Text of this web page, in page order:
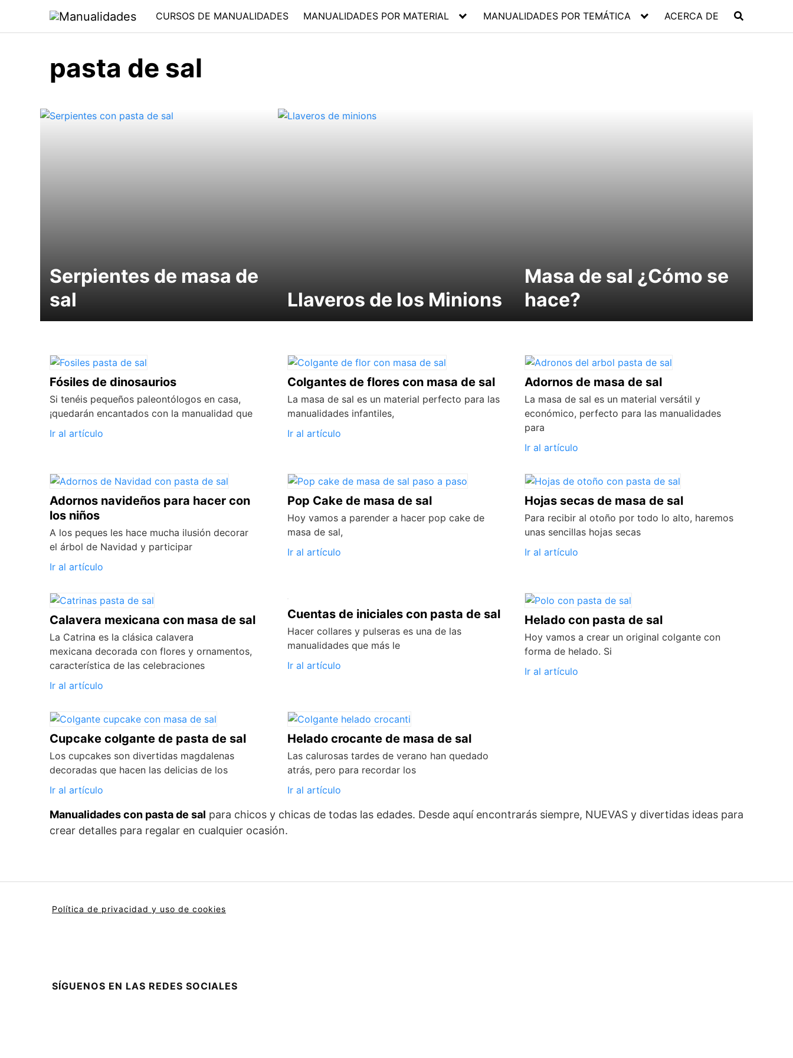
contenido
CURSOS DE MANUALIDADES MANUALIDADES POR MATERIAL MANUALIDADES POR TEMÁTICA ACERCA DE
pasta de sal
Serpientes de masa de
sal
Llaveros de los Minions
Masa de sal ¿Cómo se
hace?
Fósiles de dinosaurios
Si tenéis pequeños paleontólogos en casa,
¡quedarán encantados con la manualidad que
Ir al artículo
Colgantes de flores con masa de sal
La masa de sal es un material perfecto para las
manualidades infantiles,
Ir al artículo
Adornos de masa de sal
La masa de sal es un material versátil y
económico, perfecto para las manualidades
para
Ir al artículo
Adornos navideños para hacer con
los niños
A los peques les hace mucha ilusión decorar
el árbol de Navidad y participar
Ir al artículo
Pop Cake de masa de sal
Hoy vamos a parender a hacer pop cake de
masa de sal,
Ir al artículo
Hojas secas de masa de sal
Para recibir al otoño por todo lo alto, haremos
unas sencillas hojas secas
Ir al artículo
Calavera mexicana con masa de sal
La Catrina es la clásica calavera
mexicana decorada con flores y ornamentos,
característica de las celebraciones
Ir al artículo
Cuentas de iniciales con pasta de sal
Hacer collares y pulseras es una de las
manualidades que más le
Ir al artículo
Helado con pasta de sal
Hoy vamos a crear un original colgante con
forma de helado. Si
Ir al artículo
Cupcake colgante de pasta de sal
Los cupcakes son divertidas magdalenas
decoradas que hacen las delicias de los
Ir al artículo
Helado crocante de masa de sal
Las calurosas tardes de verano han quedado
atrás, pero para recordar los
Ir al artículo
Manualidades con pasta de sal para chicos y chicas de todas las edades. Desde aquí encontrarás siempre, NUEVAS y divertidas ideas para
crear detalles para regalar en cualquier ocasión.
Política de privacidad y uso de cookies
SÍGUENOS EN LAS REDES SOCIALES